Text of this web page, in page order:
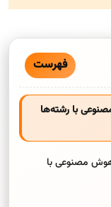
فهرست
با رشته‌ها
مصنوعی با